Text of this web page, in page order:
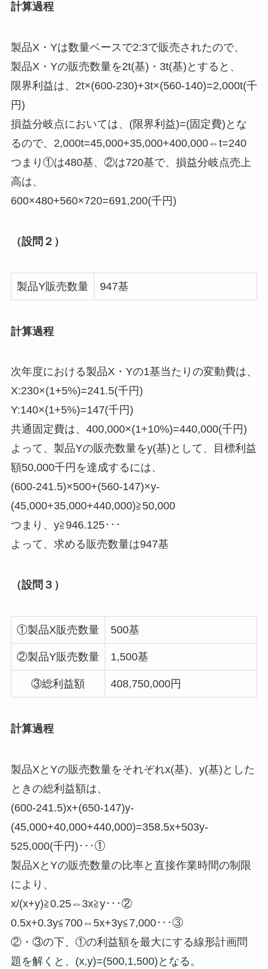
計算過程
製品X・Yは数量ベースで2:3で販売されたので、
製品X・Yの販売数量を2t(基)・3t(基)とすると、
限界利益は、2t×(600-230)+3t×(560-140)=2,000t(千
円)
損益分岐点においては、(限界利益)=(固定費)とな
るので、2,000t=45,000+35,000+400,000⇔t=240
つまり①は480基、②は720基で、損益分岐点売上
高は、
600×480+560×720=691,200(千円)
（設問２）
製品Y販売数量 947基
計算過程
次年度における製品X・Yの1基当たりの変動費は、
X:230×(1+5%)=241.5(千円)
Y:140×(1+5%)=147(千円)
共通固定費は、400,000×(1+10%)=440,000(千円)
よって、製品Yの販売数量をy(基)として、目標利益
額50,000千円を達成するには、
(600-241.5)×500+(560-147)×y-
(45,000+35,000+440,000)≧50,000
つまり、y≧946.125･･･
よって、求める販売数量は947基
（設問３）
①製品X販売数量 500基
②製品Y販売数量 1,500基
③総利益額 408,750,000円
計算過程
製品XとYの販売数量をそれぞれx(基)、y(基)とした
ときの総利益額は、
(600-241.5)x+(650-147)y-
(45,000+40,000+440,000)=358.5x+503y-
525,000(千円)･･･①
製品XとYの販売数量の比率と直接作業時間の制限
により、
x/(x+y)≧0.25⇔3x≧y･･･②
0.5x+0.3y≦700⇔5x+3y≦7,000･･･③
②・③の下、①の利益額を最大にする線形計画問
題を解くと、(x,y)=(500,1,500)となる。